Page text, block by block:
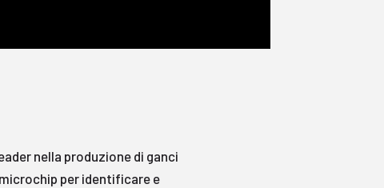
nella produzione di ganci
per identificare e